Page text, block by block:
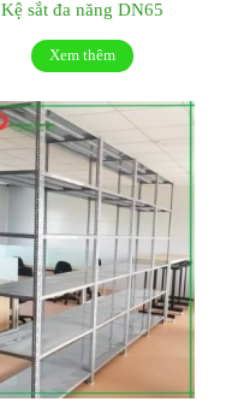
Kệ sắt đa năng DN65
Xem thêm